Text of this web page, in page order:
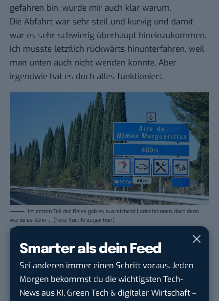
Smarter als dein Feed
Sei anderen immer einen Schritt voraus. Jeden
Morgen bekommst du die wichtigsten Tech-
News aus KI, Green Tech & digitaler Wirtschaft –
gefahren bin, wurde mir auch klar warum.
Die Abfahrt war sehr steil und kurvig und damit
war es sehr schwierig überhaupt hineinzukommen.
Ich musste letztlich rückwärts hinunterfahren, weil
man unten auch nicht wenden konnte. Aber
irgendwie hat es doch alles funktioniert.
Im ersten Teil der Reise gab es ausreichend Ladestationen, doch dann
wurde es dünn … (Foto: Kurt Krautgartner)
Ein weiteres ungewöhnliches Ladeerlebnis war auf
dem Universitätsgelände von Almería. Diese
die Zufahrtstore gesperrt waren. Es war Sonntag